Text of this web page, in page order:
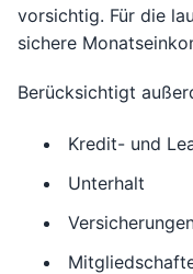
vorsichtig. Für die
sichere
Berücksichtigt
Kredit- und
Unterhalt